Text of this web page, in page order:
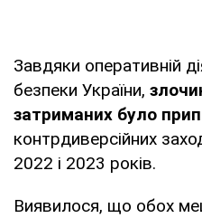
Завдяки оперативній
безпеки України,
затриманих було
контрдиверсійних
2022 і 2023 років.
Виявилося, що обох